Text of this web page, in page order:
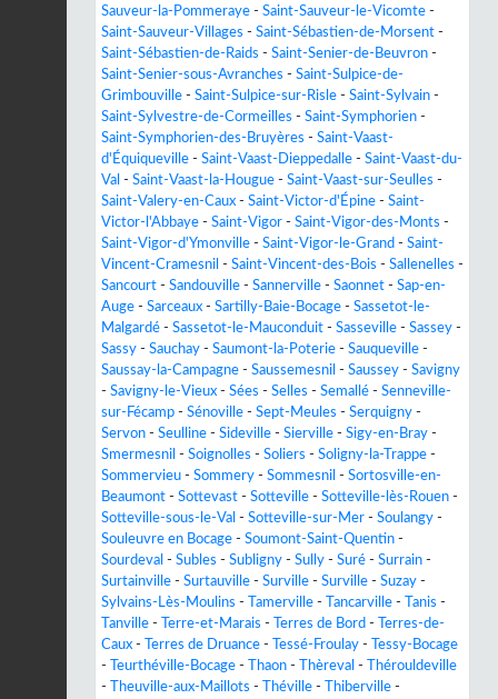
Sauveur-la-Pommeraye - Saint-Sauveur-le-Vicomte -
Saint-Sauveur-Villages - Saint-Sébastien-de-Morsent -
Saint-Sébastien-de-Raids - Saint-Senier-de-Beuvron -
Saint-Senier-sous-Avranches - Saint-Sulpice-de-
Grimbouville - Saint-Sulpice-sur-Risle - Saint-Sylvain -
Saint-Sylvestre-de-Cormeilles - Saint-Symphorien -
Saint-Symphorien-des-Bruyères - Saint-Vaast-
d'Équiqueville - Saint-Vaast-Dieppedalle - Saint-Vaast-du-
Val - Saint-Vaast-la-Hougue - Saint-Vaast-sur-Seulles -
Saint-Valery-en-Caux - Saint-Victor-d'Épine - Saint-
Victor-l'Abbaye - Saint-Vigor - Saint-Vigor-des-Monts -
Saint-Vigor-d'Ymonville - Saint-Vigor-le-Grand - Saint-
Vincent-Cramesnil - Saint-Vincent-des-Bois - Sallenelles -
Sancourt - Sandouville - Sannerville - Saonnet - Sap-en-
Auge - Sarceaux - Sartilly-Baie-Bocage - Sassetot-le-
Malgardé - Sassetot-le-Mauconduit - Sasseville - Sassey -
Sassy - Sauchay - Saumont-la-Poterie - Sauqueville -
Saussay-la-Campagne - Saussemesnil - Saussey - Savigny
- Savigny-le-Vieux - Sées - Selles - Semallé - Senneville-
sur-Fécamp - Sénoville - Sept-Meules - Serquigny -
Servon - Seulline - Sideville - Sierville - Sigy-en-Bray -
Smermesnil - Soignolles - Soliers - Soligny-la-Trappe -
Sommervieu - Sommery - Sommesnil - Sortosville-en-
Beaumont - Sottevast - Sotteville - Sotteville-lès-Rouen -
Sotteville-sous-le-Val - Sotteville-sur-Mer - Soulangy -
Souleuvre en Bocage - Soumont-Saint-Quentin -
Sourdeval - Subles - Subligny - Sully - Suré - Surrain -
Surtainville - Surtauville - Surville - Surville - Suzay -
Sylvains-Lès-Moulins - Tamerville - Tancarville - Tanis -
Tanville - Terre-et-Marais - Terres de Bord -
Terres-de-
Caux - Terres de Druance - Tessé-Froulay -
Tessy-Bocage
-
Teurthéville-Bocage - Thaon - Thèreval -
Thérouldeville
-
Theuville-aux-Maillots - Théville - Thiberville -